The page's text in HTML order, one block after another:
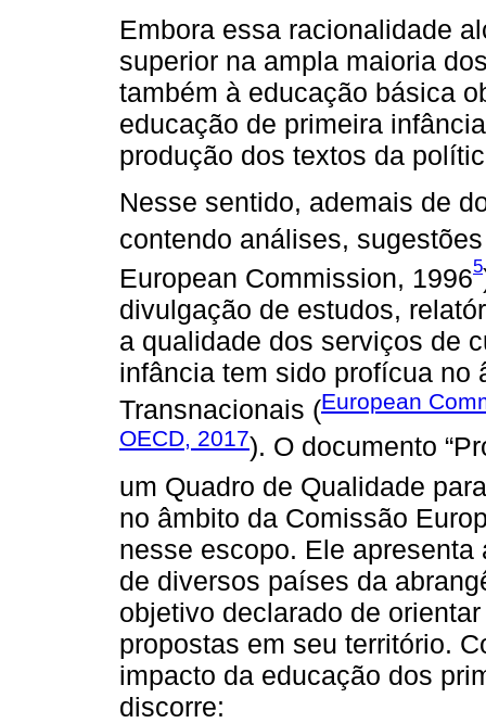
Embora essa racionalidade
superior na ampla maioria
também à educação básica
educação de primeira
produção dos textos da
Nesse sentido, ademais de
contendo análises,
European Commission, 19965
divulgação de estudos,
a qualidade dos serviços de
infância tem sido profícua no
Transnacionais (European
OECD, 2017). O documento
um Quadro de Qualidade
no âmbito da Comissão
nesse escopo. Ele
de diversos países da
objetivo declarado de
propostas em seu território.
impacto da educação dos
discorre: